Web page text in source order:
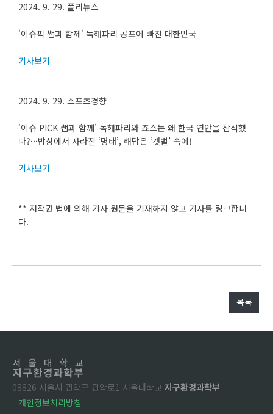
2024. 9. 29. 폴리뉴스
'이슈픽 쌤과 함께' 독해파리 공포에 빠진 대한민국
기사보기
2024. 9. 29. 스포츠경향
‘이슈 PICK 쌤과 함께’ 독해파리와 죠스는 왜 한국 연안을 잠식했
나?···밥상에서 사라진 ‘명태’, 해답은 ‘갯벌’ 속에!
기사보기
** 저작권 법에 의해 기사 원문을 기재하지 않고 기사를 링크합니
다.
목록
08826 서울시 관악구 관악로1 서울대학교 지구환경과학부
개인정보처리방침